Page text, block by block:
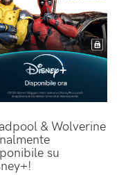
& Wolverine
su